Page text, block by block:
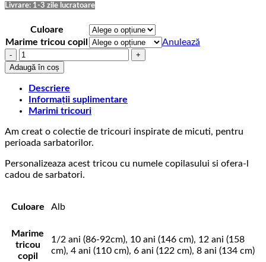
Livrare: 1-3 zile lucratoare
Culoare
Marime tricou copil
Anulează
Cantitate
Tricou
Craciun
Copii
Mos
Craciun
Adaugă în coș
Descriere
Informații suplimentare
Marimi tricouri
Am creat o colectie de tricouri inspirate de micuti, pentru
perioada sarbatorilor.
Personalizeaza acest tricou cu numele copilasului si ofera-l
cadou de sarbatori.
Culoare Alb
Marime
tricou
copil
1/2 ani (86-92cm), 10 ani (146 cm), 12 ani (158
cm), 4 ani (110 cm), 6 ani (122 cm), 8 ani (134 cm)